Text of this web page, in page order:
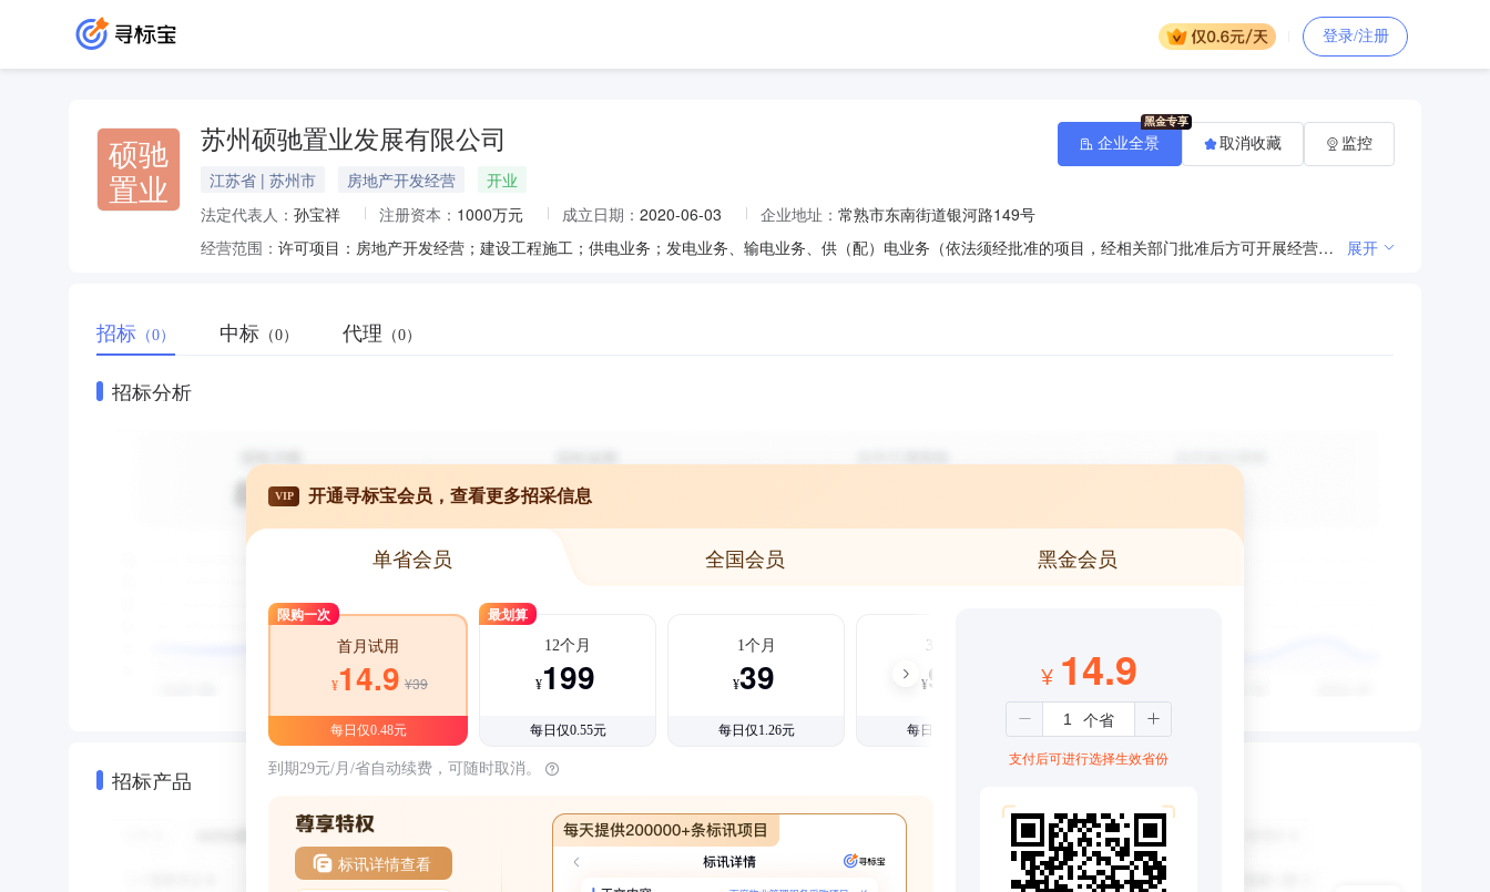
登录/注册
硕驰
置业
苏州硕驰置业发展有限公司
江苏省 | 苏州市 房地产开发经营
开业
法定代表人： 孙宝祥 注册资本： 1000万元 成立日期： 2020-06-03 企业地址： 常熟市东南街道银河路149号
经营范围：
许可项目：房地产开发经营；建设工程施工；供电业务；发电业务、输电业务、供（配）电业务（依法须经批准的项目，经相关部门批准后方可开展经营活动，具体经营项目以审批结果为准）一般项目：非居住房地产租赁；住房租赁；土地使用权租赁；物业管理；停车场服务；特种设备出租；机械设备租赁；建筑材料销售（除依法须经批准的项目外，凭营业执照依法自主开展经营活动） 展开
企业全景 取消收藏 监控
招标 （0） 中标 （0） 代理 （0）
招标分析
招标产品
VIP 开通寻标宝会员，查看更多招采信息
单省会员 全国会员 黑金会员
限购一次
首月试用
¥14.9 ¥39
每日仅0.48元
最划算
12个月
¥199
每日仅0.55元
1个月
¥39
每日仅1.26元
3个月
¥99
每日仅1.08元
到期29元/月/省自动续费，可随时取消。
标讯详情查看
¥ 14.9
支付后可进行选择生效省份